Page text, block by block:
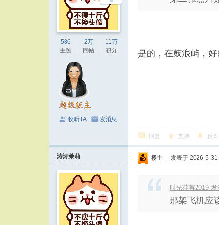
586
主题
2万
回帖
11万
积分
收听TA 发消息
是的，在鼓浪屿，
回复 支持 反对
涛涛茉莉 楼主 | 发表于 2026-5-
时光荏苒2019
那架飞机应